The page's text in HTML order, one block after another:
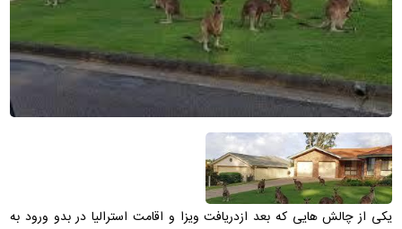
یکی از چالش هایی که بعد ازدریافت ویزا و اقامت استرالیا در بدو ورود به